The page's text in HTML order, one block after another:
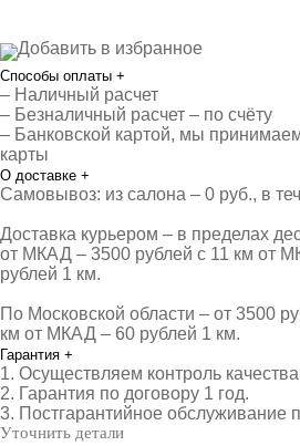
Добавить в избранное
Способы оплаты +
– Наличный расчет
– Безналичный расчет – по счёту
– Банковской картой, мы
карты
О доставке +
Самовывоз: из салона – 0 руб., в
Доставка курьером – в пределах
от МКАД – 3500 рублей с 11 км от
рублей 1 км.
По Московской области – от 3500
км от МКАД – 60 рублей 1 км.
Гарантия +
1. Осуществляем контроль
2. Гарантия по договору 1 год.
3. Постгарантийное обслуживание